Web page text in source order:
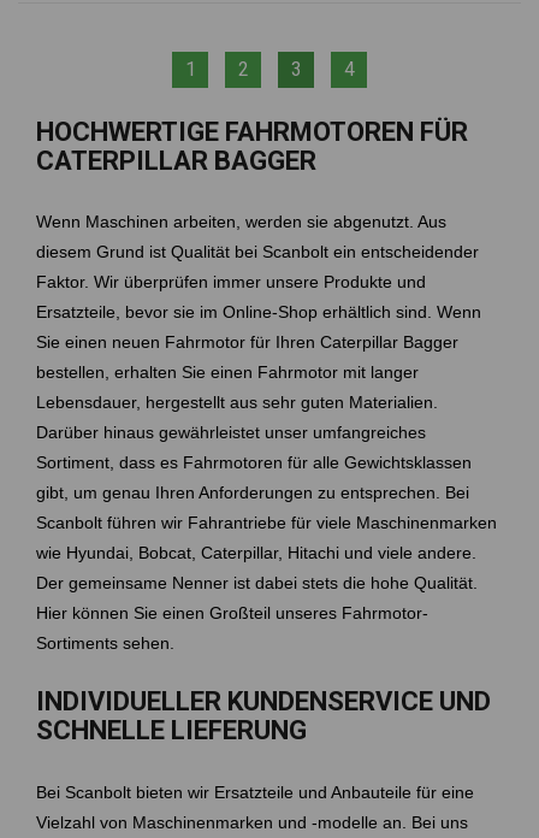
1 2 3 4
HOCHWERTIGE FAHRMOTOREN FÜR
CATERPILLAR BAGGER
Wenn Maschinen arbeiten, werden sie abgenutzt. Aus
diesem Grund ist Qualität bei Scanbolt ein entscheidender
Faktor. Wir überprüfen immer unsere Produkte und
Ersatzteile, bevor sie im Online-Shop erhältlich sind. Wenn
Sie einen neuen Fahrmotor für Ihren Caterpillar Bagger
bestellen, erhalten Sie einen Fahrmotor mit langer
Lebensdauer, hergestellt aus sehr guten Materialien.
Darüber hinaus gewährleistet unser umfangreiches
Sortiment, dass es Fahrmotoren für alle Gewichtsklassen
gibt, um genau Ihren Anforderungen zu entsprechen. Bei
Scanbolt führen wir Fahrantriebe für viele Maschinenmarken
wie Hyundai, Bobcat, Caterpillar, Hitachi und viele andere.
Der gemeinsame Nenner ist dabei stets die hohe Qualität.
Hier können Sie einen Großteil unseres Fahrmotor-
Sortiments sehen.
INDIVIDUELLER KUNDENSERVICE UND
SCHNELLE LIEFERUNG
Bei Scanbolt bieten wir Ersatzteile und Anbauteile für eine
Vielzahl von Maschinenmarken und -modelle an. Bei uns